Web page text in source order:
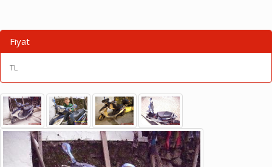
Fiyat
TL